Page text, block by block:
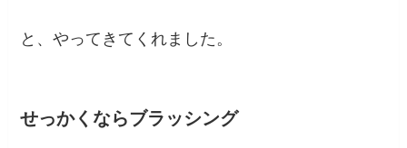
と、やってきてくれました。
せっかくならブラッシング